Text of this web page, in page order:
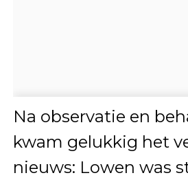
Na observatie en
kwam gelukkig het
nieuws: Lowen was